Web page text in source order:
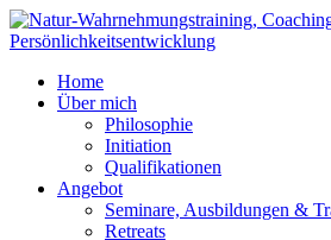
Home
Über mich
Philosophie
Initiation
Qualifikationen
Angebot
Seminare, Ausbildungen &
Retreats